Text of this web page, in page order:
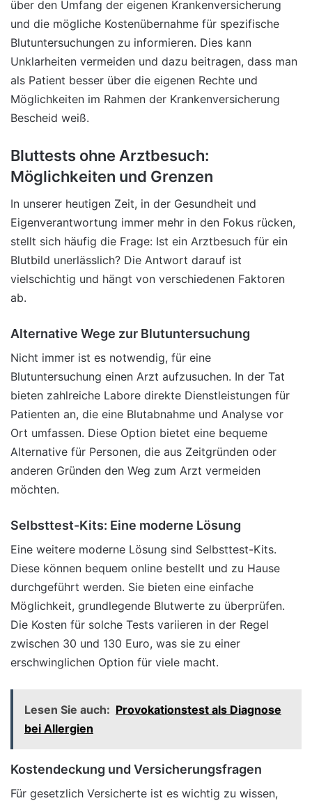
über den Umfang der eigenen Krankenversicherung
und die mögliche Kostenübernahme für spezifische
Blutuntersuchungen zu informieren. Dies kann
Unklarheiten vermeiden und dazu beitragen, dass man
als Patient besser über die eigenen Rechte und
Möglichkeiten im Rahmen der Krankenversicherung
Bescheid weiß.
Bluttests ohne Arztbesuch:
Möglichkeiten und Grenzen
In unserer heutigen Zeit, in der Gesundheit und
Eigenverantwortung immer mehr in den Fokus rücken,
stellt sich häufig die Frage: Ist ein Arztbesuch für ein
Blutbild unerlässlich? Die Antwort darauf ist
vielschichtig und hängt von verschiedenen Faktoren
ab.
Alternative Wege zur Blutuntersuchung
Nicht immer ist es notwendig, für eine
Blutuntersuchung einen Arzt aufzusuchen. In der Tat
bieten zahlreiche Labore direkte Dienstleistungen für
Patienten an, die eine Blutabnahme und Analyse vor
Ort umfassen. Diese Option bietet eine bequeme
Alternative für Personen, die aus Zeitgründen oder
anderen Gründen den Weg zum Arzt vermeiden
möchten.
Selbsttest-Kits: Eine moderne Lösung
Eine weitere moderne Lösung sind Selbsttest-Kits.
Diese können bequem online bestellt und zu Hause
durchgeführt werden. Sie bieten eine einfache
Möglichkeit, grundlegende Blutwerte zu überprüfen.
Die Kosten für solche Tests variieren in der Regel
zwischen 30 und 130 Euro, was sie zu einer
erschwinglichen Option für viele macht.
Lesen Sie auch: Provokationstest als Diagnose
bei Allergien
Kostendeckung und Versicherungsfragen
Für gesetzlich Versicherte ist es wichtig zu wissen,